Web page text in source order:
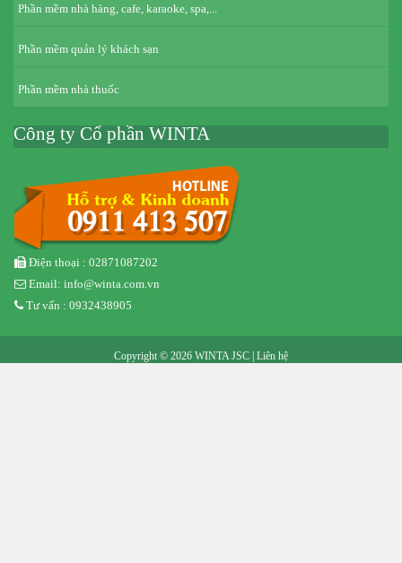
Phần mềm nhà hàng, cafe, karaoke, spa,...
Phần mềm quản lý khách sạn
Phần mềm nhà thuốc
Công ty Cổ phần WINTA
Điện thoại : 02871087202
Email: info@winta.com.vn
Tư vấn : 0932438905
Copyright © 2026 WINTA JSC | Liên hệ